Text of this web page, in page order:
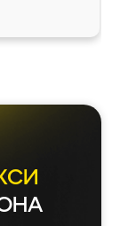
с
без
осталась
и ожидала.